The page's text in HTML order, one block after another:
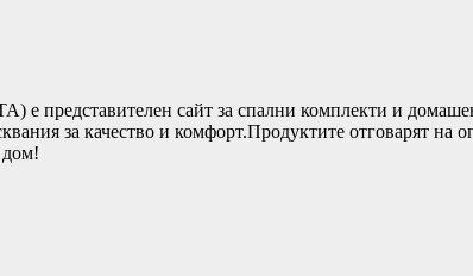
представителен сайт за спални комплекти и
за качество и комфорт.Продуктите отговарят